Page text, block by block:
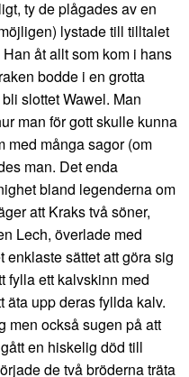
ty de plågades av en
lystade till tilltalet
åt allt som kom i hans
bodde i en grotta
slottet Wawel. Man
man för gott skulle kunna
med många sagor (om
man. Det enda
bland legenderna om
att Kraks två söner,
Lech, överlade med
enklaste sättet att göra sig
fylla ett kalvskinn med
äta upp deras fyllda kalv.
men också sugen på att
en hiskelig död till
de två bröderna träta